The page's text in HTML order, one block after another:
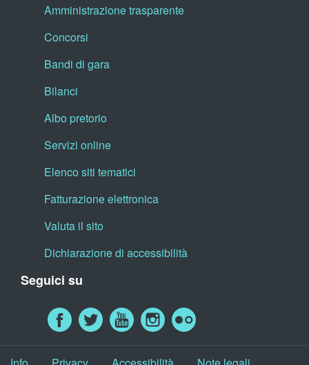
Amministrazione trasparente
Concorsi
Bandi di gara
Bilanci
Albo pretorio
Servizi online
Elenco siti tematici
Fatturazione elettronica
Valuta il sito
Dichiarazione di accessibilità
Seguici su